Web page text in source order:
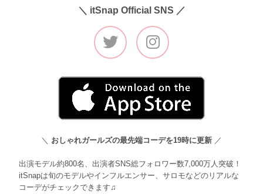
＼ itSnap Official SNS ／
＼ おしゃれガールズの最先端コーデを19時に更新 ／
出演モデル約800名、出演者SNS総フォロワー数7,000万人突破！
itSnapは旬のモデルやインフルエンサー、サロモなどのリアルな
コーデがチェックできます♫